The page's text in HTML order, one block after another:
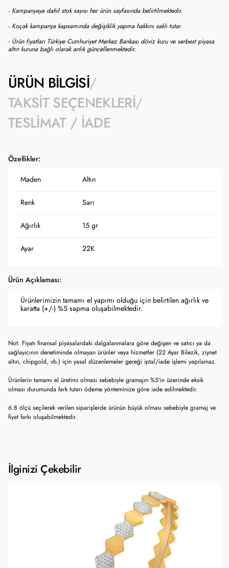
- Kampanyaya dahil stok sayısı her ürün sayfasında belirtilmektedir.
- Koçak kampanya kapsamında değişiklik yapma hakkını saklı tutar.
- Ürün fiyatları Türkiye Cumhuriyet Merkez Bankası döviz kuru ve serbest piyasa
altın kuruna bağlı olarak anlık güncellenmektedir.
ÜRÜN BILGISI
TAKSIT SEÇENEKLERI
TESLIMAT / İADE
Özellikler:
Maden Altın
Renk Sarı
Ağırlık 15 gr
Ayar 22K
Ürün Açıklaması:
Ürünlerimizin tamamı el yapımı olduğu için belirtilen ağırlık ve
karatta (+/-) %5 sapma oluşabilmektedir.
Not: Fiyatı finansal piyasalardaki dalgalanmalara göre değişen ve satıcı ya da
sağlayıcının denetiminde olmayan ürünler veya hizmetler (22 Ayar Bilezik, ziynet
altın, chipgold, vb.) için yasal düzenlemeler gereği iptal/iade işlemi yapılamaz.
Ürünlerin tamamı el üretimi olması sebebiyle gramajın %5'in üzerinde eksik
olması durumunda fark tutarı ödeme yönteminize göre iade edilmektedir.
6.8 ölçü seçilerek verilen siparişlerde ürünün büyük olması sebebiyle gramaj ve
fiyat farkı oluşabilmektedir.
İlginizi Çekebilir